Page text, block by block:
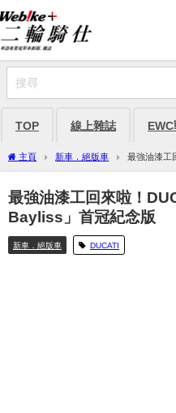
TOP 線上雜誌 EWC
主頁 新車．絕版車
最強油漆工
Bayliss」首冠紀念版
最強油漆工回來啦！
Bayliss」首冠紀念版
新車．絕版車 DUCATI